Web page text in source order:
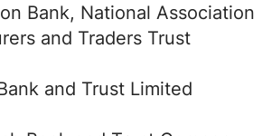
Bank, National Association
and Traders Trust
and Trust Limited